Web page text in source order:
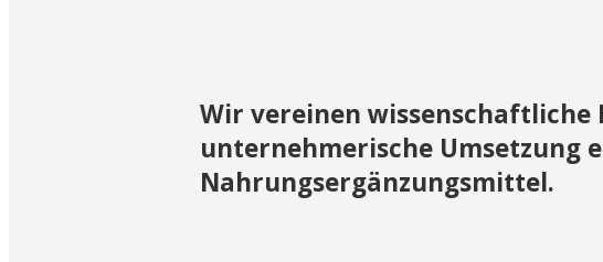
Wir vereinen
unternehmerische Umsetzung
Nahrungsergänzungsmittel.